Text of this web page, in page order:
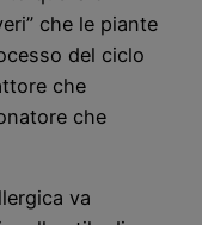
che le piante
del ciclo
che
che
va